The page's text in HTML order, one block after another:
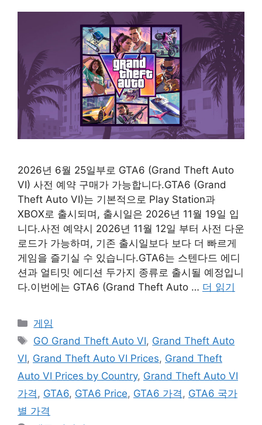
2026년 6월 25일부로 GTA6 (Grand Theft Auto
VI) 사전 예약 구매가 가능합니다.GTA6 (Grand
Theft Auto VI)는 기본적으로 Play Station과
XBOX로 출시되며, 출시일은 2026년 11월 19일 입
니다.사전 예약시 2026년 11월 12일 부터 사전 다운
로드가 가능하며, 기존 출시일보다 보다 더 빠르게
게임을 즐기실 수 있습니다.GTA6는 스텐다드 에디
션과 얼티밋 에디션 두가지 종류로 출시될 예정입니
다.이번에는 GTA6 (Grand Theft Auto … 더 읽기
카
테
리
게임
태
그
GO Grand Theft Auto VI, Grand Theft Auto
VI, Grand Theft Auto VI Prices, Grand Theft
Auto VI Prices by Country, Grand Theft Auto VI
가격 , GTA6, GTA6 Price, GTA6 가격 , GTA6 국가
별 가격